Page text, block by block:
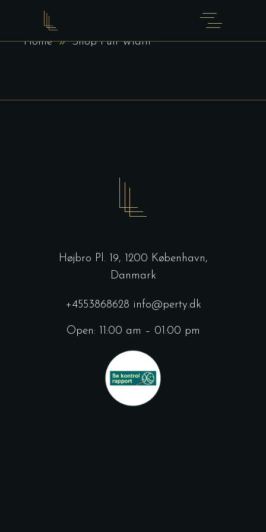
Home Shop Full Width
Højbro Pl. 19, 1200 København,
Danmark
+4553868628 info@perty.dk
Open: 11:00 am – 01:00 pm